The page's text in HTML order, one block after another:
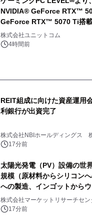
NVIDIA® GeForce RTX™
GeForce RTX™ 5070 Ti搭
株式会社ユニットコム
4時間前
REIT組成に向けた資産運用
利銀行が出資完了
株式会社NBIホールディングス
17分前
太陽光発電（PV）設備の世
規模（原材料からシリコン
への製造、インゴットから
ルへの製造、セルからモジ
発表
株式会社マーケットリサーチセン
17分前